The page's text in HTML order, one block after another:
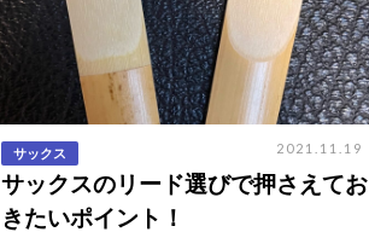
サックス 2021.11.19
サックスのリード選びで押さえてお
きたいポイント！